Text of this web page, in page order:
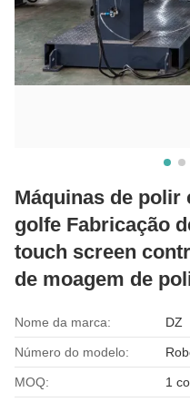
Máquinas de polir
golfe Fabricação
touch screen
de moagem de
Nome da marca: DZ
Número do modelo:
MOQ: 1